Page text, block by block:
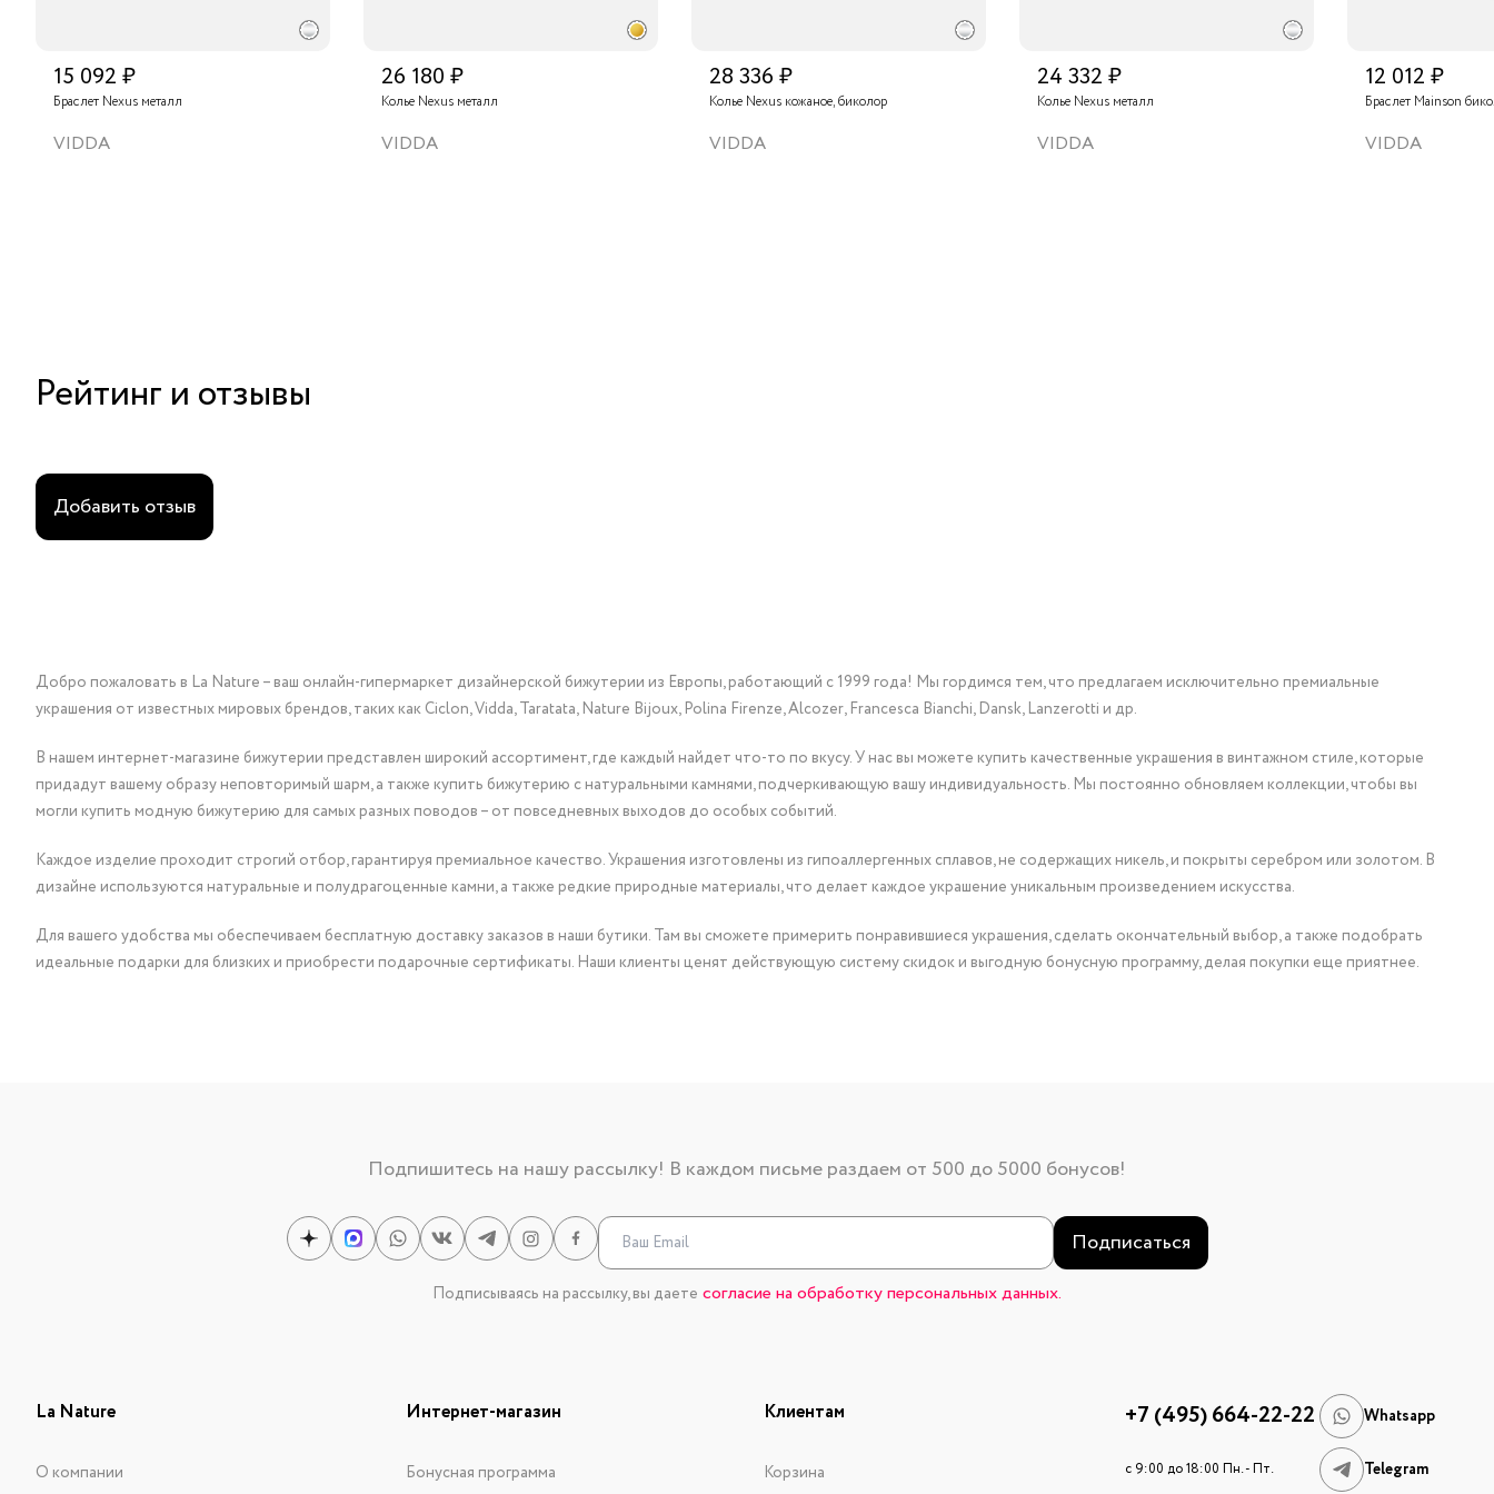
15 092 ₽
Браслет Nexus металл
VIDDA
26 180 ₽
Колье Nexus металл
VIDDA
28 336 ₽
Колье Nexus кожаное, биколор
VIDDA
24 332 ₽
Колье Nexus металл
VIDDA
12 012 ₽
Браслет Mainson
VIDDA
Рейтинг и отзывы
Добавить отзыв
Добро пожаловать в La Nature – ваш онлайн-гипермаркет дизайнерской бижутерии из Европы, работающий с 1999 года! Мы гордимся тем, что предлагаем исключительно премиальные
украшения от известных мировых брендов, таких как Ciclon, Vidda, Taratata, Nature Bijoux, Polina Firenze, Alcozer, Francesca Bianchi, Dansk, Lanzerotti и др.
В нашем интернет-магазине бижутерии представлен широкий ассортимент, где каждый найдет что-то по вкусу. У нас вы можете купить качественные украшения в винтажном стиле, которые
придадут вашему образу неповторимый шарм, а также купить бижутерию с натуральными камнями, подчеркивающую вашу индивидуальность. Мы постоянно обновляем коллекции, чтобы вы
могли купить модную бижутерию для самых разных поводов – от повседневных выходов до особых событий.
Каждое изделие проходит строгий отбор, гарантируя премиальное качество. Украшения изготовлены из гипоаллергенных сплавов, не содержащих никель, и покрыты серебром или золотом. В
дизайне используются натуральные и полудрагоценные камни, а также редкие природные материалы, что делает каждое украшение уникальным произведением искусства.
Для вашего удобства мы обеспечиваем бесплатную доставку заказов в наши бутики. Там вы сможете примерить понравившиеся украшения, сделать окончательный выбор, а также подобрать
идеальные подарки для близких и приобрести подарочные сертификаты. Наши клиенты ценят действующую систему скидок и выгодную бонусную программу, делая покупки еще приятнее.
Подпишитесь на нашу рассылку! В каждом письме раздаем от 500 до 5000 бонусов!
Подписаться
Подписываясь на рассылку, вы даете согласие на обработку персональных данных.
La Nature
О компании
Интернет-магазин
Бонусная программа
Клиентам
Корзина
+7 (495) 664-22-22 Whatsapp
c 9:00 до 18:00 Пн. - Пт. Telegram